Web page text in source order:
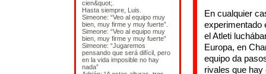
cien&quot;.
Hasta siempre, Luis.
Simeone: “Veo al equipo muy
bien, muy firme y muy fuerte”.
Simeone: “Veo al equipo muy
bien, muy firme y muy fuerte”
Simeone: “Jugaremos
pensando que será difícil, pero
en la vida imposible no hay
nada”
En cualquier
experimentado
el Atleti
Europa, en
equipo da
rivales que